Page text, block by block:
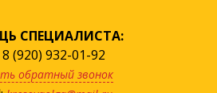
СПЕЦИАЛИСТА:
8 (920) 932-01-92
обратный звонок